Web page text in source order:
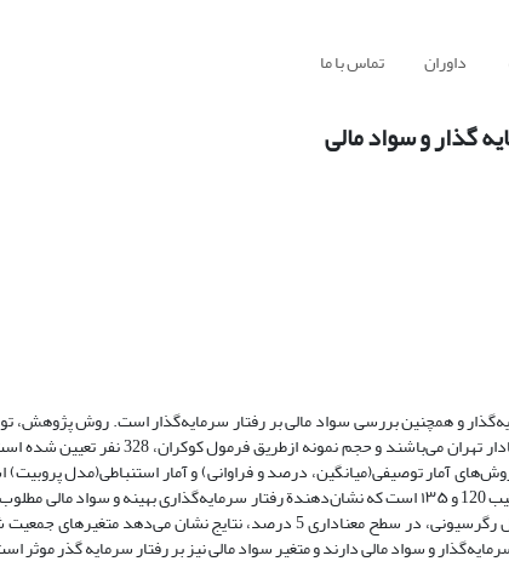
داوران تماس با ما
گذار و سواد مالی
و همچنین بررسی سواد مالی بر رفتار سرمایه‌گذار است. روش پژوهش،
تحلیلی است. جامعه آماری پژوهش حاضر کلیه‌ی سهامداران حقیقی، فعال در بورس اوراق‌بهادار تهران می‌باشند و حجم
آمار توصیفی(میانگین، درصد و فراوانی) و آمار استنباطی(مدل پروبیت)
شده است. نتایج پژوهش نشان می‌دهد میانگین نمرة رفتار سرمایه‌گذاری و سواد مالی به‌ترتیب 120 و ۱۳۵ است که نشان‌دهندة رفتار سرمایه‌گذاری بهینه و
خریداران سهام در بورس اوراق بهادار است. براساس متغیرهای مستقل لحاظ ‌شده در تحلیل رگرسیونی، در سطح معناداری 5 درصد، نتایج نشان
و سواد مالی دارند و متغیر سواد مالی نیز بر رفتار سرمایه گذر موثر